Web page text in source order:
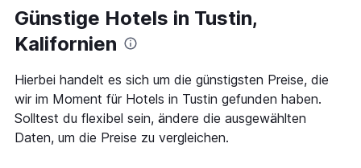
Zimmerpreis
anzeigt.
näher
das
Aufenthaltsdatum
rückt.
Diagramm
hat
1
X-
Achse,
Günstige Hotels in Tustin,
Kalifornien
Hierbei handelt es sich um die günstigsten Preise, die
wir im Moment für Hotels in Tustin gefunden haben.
Solltest du flexibel sein, ändere die ausgewählten
Daten, um die Preise zu vergleichen.